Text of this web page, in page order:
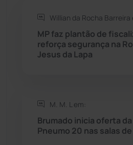
Rio do Antônio
Rio do Pires
Seabra
Willian da Rocha Barreira
MP faz plantão de
reforça segurança na
Jesus da Lapa
M. M. L em:
Brumado inicia oferta
Pneumo 20 nas salas